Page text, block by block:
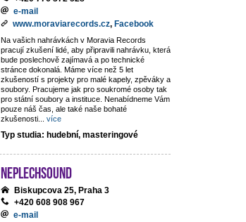
e-mail
www.moraviarecords.cz, Facebook
Na vašich nahrávkách v Moravia Records
pracují zkušení lidé, aby připravili nahrávku, která
bude poslechově zajímavá a po technické
stránce dokonalá. Máme více než 5 let
zkušeností s projekty pro malé kapely, zpěváky a
soubory. Pracujeme jak pro soukromé osoby tak
pro státní soubory a instituce. Nenabídneme Vám
pouze náš čas, ale také naše bohaté
zkušenosti
více
Typ studia: hudební, masteringové
NEPLECHSOUND
Biskupcova 25, Praha 3
+420 608 908 967
e-mail